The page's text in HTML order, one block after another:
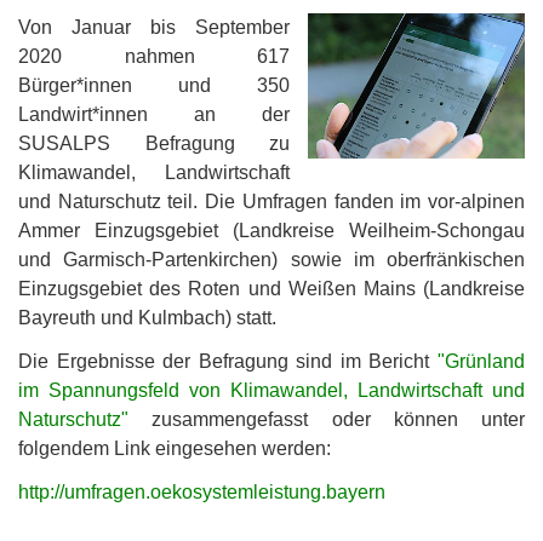
Von Januar bis September
2020 nahmen 617
Bürger*innen und 350
Landwirt*innen an der
SUSALPS Befragung zu
Klimawandel, Landwirtschaft
und Naturschutz teil. Die Umfragen fanden im vor-alpinen
Ammer Einzugsgebiet (Landkreise Weilheim-Schongau
und Garmisch-Partenkirchen) sowie im oberfränkischen
Einzugsgebiet des Roten und Weißen Mains (Landkreise
Bayreuth und Kulmbach) statt.
Die Ergebnisse der Befragung sind im Bericht "Grünland
im Spannungsfeld von Klimawandel, Landwirtschaft und
Naturschutz" zusammengefasst oder können unter
folgendem Link eingesehen werden:
http://umfragen.oekosystemleistung.bayern